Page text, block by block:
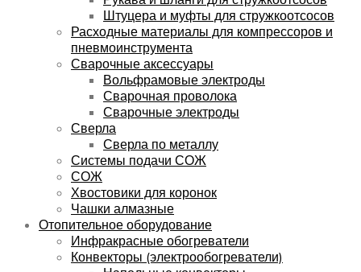
Штуцера и муфты для стружкоотсосов
Расходные материалы для компрессоров и
пневмоинструмента
Сварочные аксессуары
Вольфрамовые электроды
Сварочная проволока
Сварочные электроды
Сверла
Сверла по металлу
Системы подачи СОЖ
СОЖ
Хвостовики для коронок
Чашки алмазные
Отопительное оборудование
Инфракрасные обогреватели
Конвекторы (электрообогреватели)